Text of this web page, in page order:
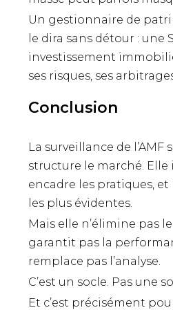
Un gestionnaire de
le dira sans détour : une
investissement
ses risques, ses
Conclusion
La surveillance de l’AMF
structure le marché. Elle
encadre les pratiques,
les plus évidentes.
Mais elle n’élimine pas
garantit pas la
remplace pas l’analyse.
C’est un socle. Pas une
Et c’est précisément